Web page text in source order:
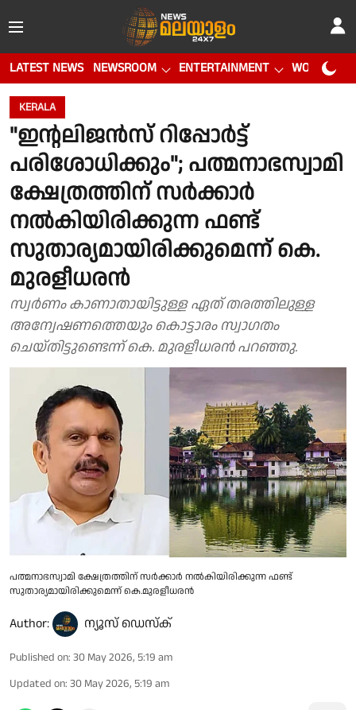
LATEST NEWS NEWSROOM ENTERTAINMENT WORLD CUP
KERALA
"ഇൻ്റലിജന്‍സ് റിപ്പോര്‍ട്ട്
പരിശോധിക്കും"; പത്മനാഭസ്വാമി
ക്ഷേത്രത്തിന് സർക്കാർ
നൽകിയിരിക്കുന്ന ഫണ്ട്
സുതാര്യമായിരിക്കുമെന്ന് കെ.
മുരളീധരൻ
സ്വർണം കാണാതായിട്ടുള്ള ഏത് തരത്തിലുള്ള
അന്വേഷണത്തെയും കൊട്ടാരം സ്വാഗതം
ചെയ്തിട്ടുണ്ടെന്ന് കെ. മുരളീധരൻ പറഞ്ഞു.
പത്മനാഭസ്വാമി ക്ഷേത്രത്തിന് സർക്കാർ നൽകിയിരിക്കുന്ന ഫണ്ട്
സുതാര്യമായിരിക്കുമെന്ന് കെ.മുരളീധരൻ
Author: ന്യൂസ് ഡെസ്ക്
Published on: 30 May 2026, 5:19 am
Updated on: 30 May 2026, 5:19 am